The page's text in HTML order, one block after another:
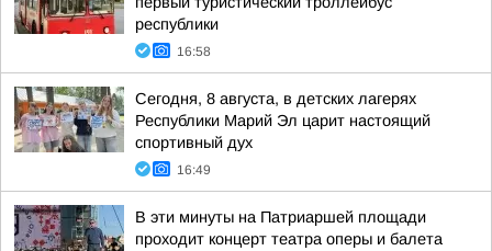
республики
16:58
Сегодня, 8 августа, в детских лагерях
Республики Марий Эл царит настоящий
спортивный дух
16:49
В эти минуты на Патриаршей площади
проходит концерт театра оперы и балета